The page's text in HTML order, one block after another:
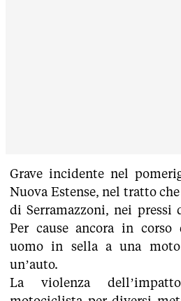
Grave incidente nel
Nuova Estense, nel tratto
di Serramazzoni, nei pressi
Per cause ancora in corso
uomo in sella a una
un’auto.
La violenza